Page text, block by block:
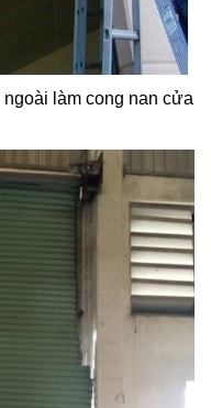
làm cong nan cửa